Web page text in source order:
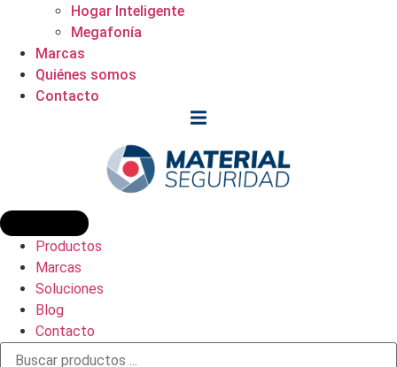
Hogar Inteligente
Megafonía
Marcas
Quiénes somos
Contacto
Productos
Marcas
Soluciones
Blog
Contacto
Búsqueda